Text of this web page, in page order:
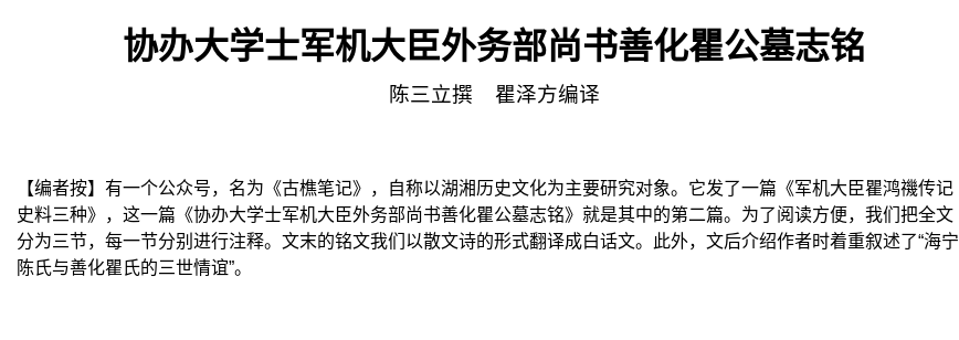
协办大学士军机大臣外务部尚书善化瞿公墓志铭
陈三立撰 瞿泽方编译
【编者按】有一个公众号，名为《古樵笔记》，自称以湖湘历史文化为主要研究对象。它发了一篇《军机大臣瞿鸿禨传记
史料三种》，这一篇《协办大学士军机大臣外务部尚书善化瞿公墓志铭》就是其中的第二篇。为了阅读方便，我们把全文
分为三节，每一节分别进行注释。文末的铭文我们以散文诗的形式翻译成白话文。此外，文后介绍作者时着重叙述了“海宁
陈氏与善化瞿氏的三世情谊”。